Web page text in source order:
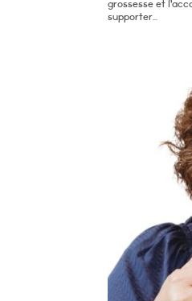
grossesse et
supporter...